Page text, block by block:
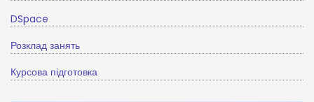
DSpace
Розклад занять
Курсова підготовка